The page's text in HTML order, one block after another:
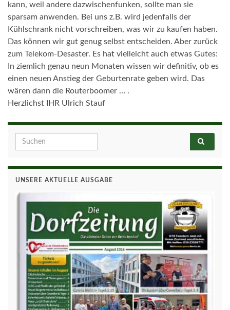
kann, weil andere dazwischenfunken, sollte man sie
sparsam anwenden. Bei uns z.B. wird jedenfalls der
Kühlschrank nicht vorschreiben, was wir zu kaufen haben.
Das können wir gut genug selbst entscheiden. Aber zurück
zum Telekom-Desaster. Es hat vielleicht auch etwas Gutes:
In ziemlich genau neun Monaten wissen wir definitiv, ob es
einen neuen Anstieg der Geburtenrate geben wird. Das
wären dann die Routerboomer … .
Herzlichst IHR Ulrich Stauf
Search for:
UNSERE AKTUELLE AUSGABE